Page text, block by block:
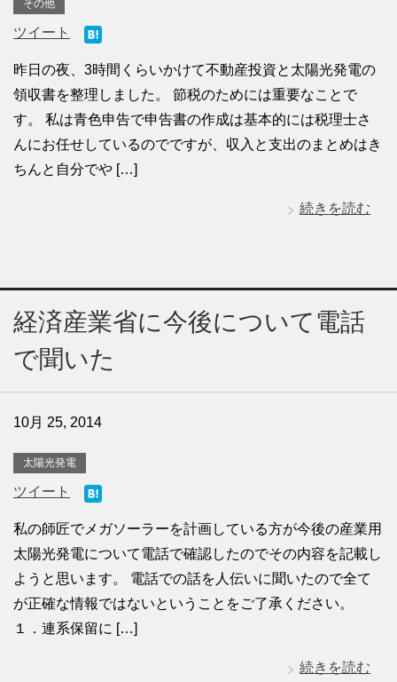
その他
ツイート
昨日の夜、3時間くらいかけて不動産投資と太陽光発電の
領収書を整理しました。 節税のためには重要なことで
す。 私は青色申告で申告書の作成は基本的には税理士さ
んにお任せしているのでですが、収入と支出のまとめはき
ちんと自分でや […]
続きを読む
経済産業省に今後について電話
で聞いた
10月 25, 2014
太陽光発電
ツイート
私の師匠でメガソーラーを計画している方が今後の産業用
太陽光発電について電話で確認したのでその内容を記載し
ようと思います。 電話での話を人伝いに聞いたので全て
が正確な情報ではないということをご了承ください。
１．連系保留に […]
続きを読む